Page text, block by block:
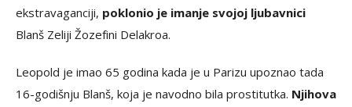
ekstravaganciji, poklonio je imanje svojoj ljubavnici
Blanš Zeliji Žozefini Delakroa.
Leopold je imao 65 godina kada je u Parizu upoznao tada
16-godišnju Blanš, koja je navodno bila prostitutka. Njihova